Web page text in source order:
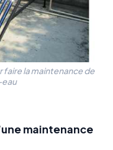
faire la maintenance de
maintenance